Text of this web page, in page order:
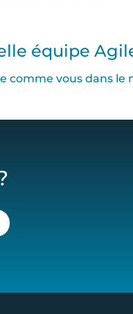
équipe
comme vous dans le